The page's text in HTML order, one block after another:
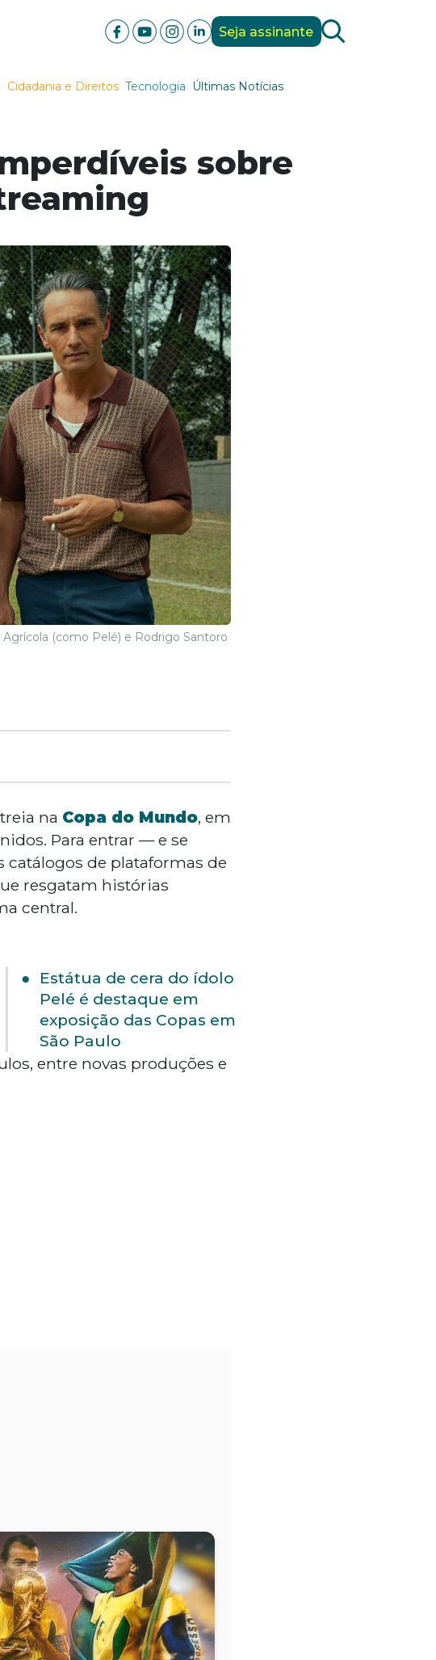
Seja assinante
Cidadania e Direitos Tecnologia Últimas Notícias
sobre
(como Pelé) e Rodrigo Santoro
na Copa do Mundo, em
Para entrar — e se
de plataformas de
resgatam histórias
central.
Estátua de cera do ídolo
Pelé é destaque em
exposição das Copas em
São Paulo
entre novas produções e